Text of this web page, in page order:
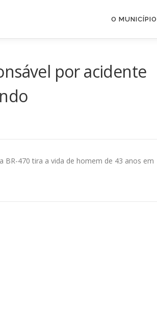
O MUNICÍPIO
por acidente
BR-470 tira a vida de homem de 43 anos em